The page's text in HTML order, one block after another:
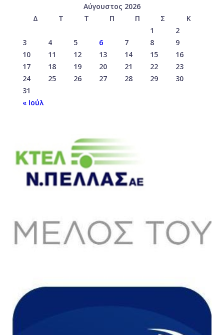
Αύγουστος 2026
Δ
Τ Τ Π Π Σ
Κ
1
2
3
4 5 6 7 8
9
10
11 12 13 14 15
16
17
18 19 20 21 22
23
24
25 26 27 28 29
30
31
« Ιούλ